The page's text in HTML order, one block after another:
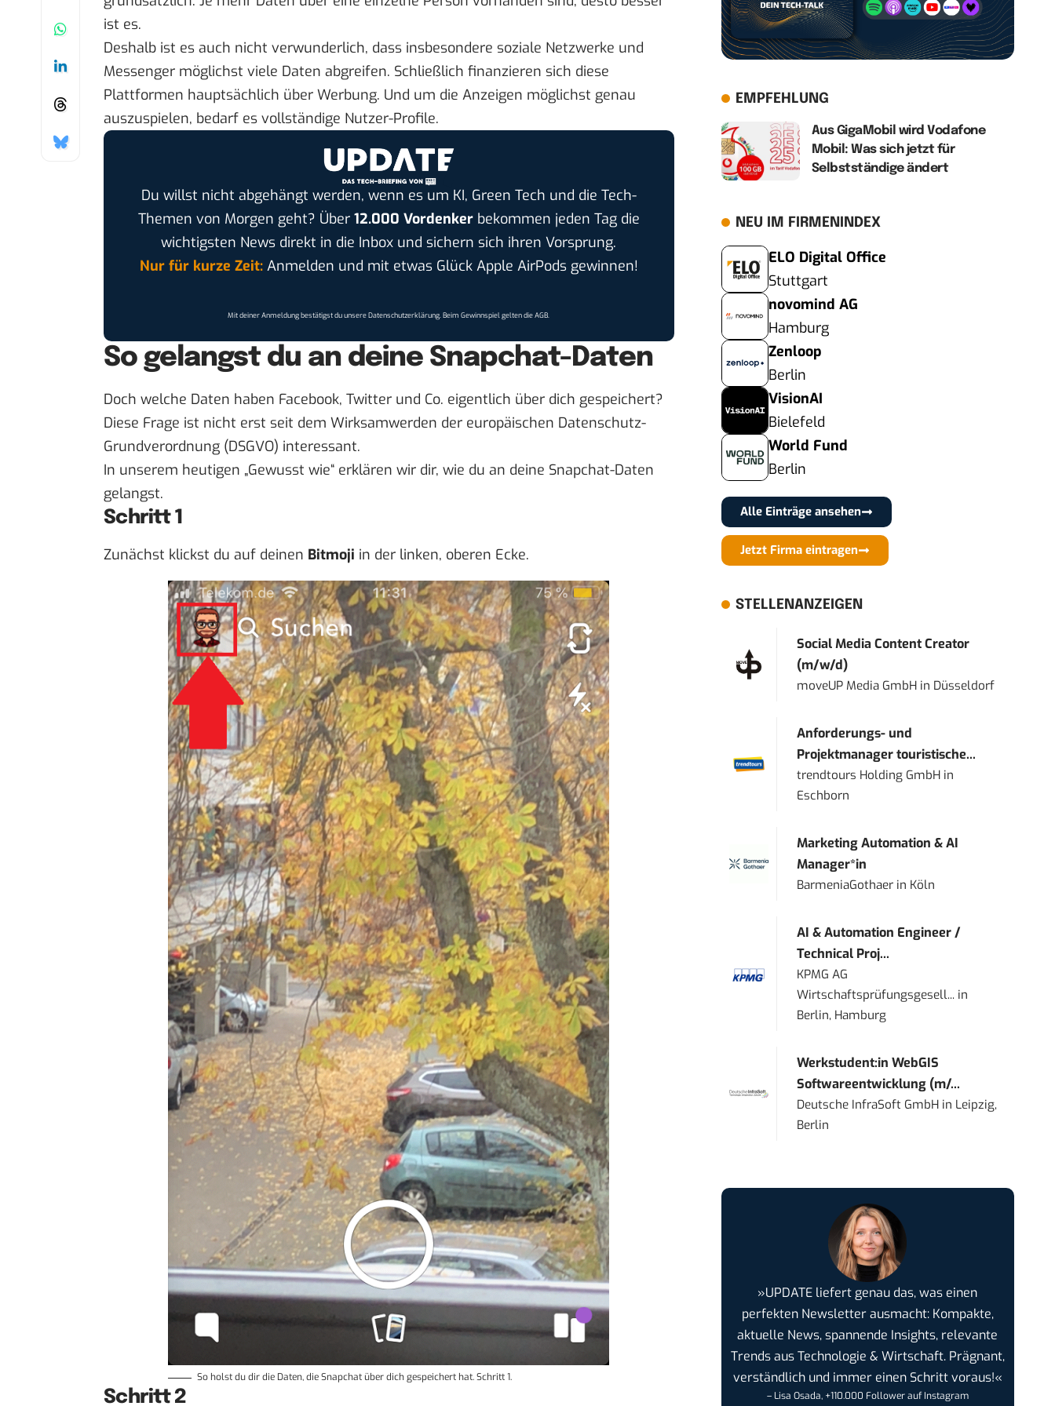
ist es.
Deshalb ist es auch nicht verwunderlich, dass insbesondere soziale Netzwerke und
Messenger möglichst viele Daten abgreifen. Schließlich finanzieren sich diese
Plattformen hauptsächlich über Werbung. Und um die Anzeigen möglichst genau
auszuspielen, bedarf es vollständige Nutzer-Profile.
Du willst nicht abgehängt werden, wenn es um KI, Green Tech und die Tech-
Themen von Morgen geht? Über 12.000 Vordenkerbekommen jeden Tag die
wichtigsten News direkt in die Inbox und sichern sich ihren Vorsprung.
Nur für kurze Zeit:Anmelden und mit etwas Glück Apple AirPods gewinnen!
Mit deiner Anmeldung bestätigst du unsereDatenschutzerklärung. Beim Gewinnspiel gelten dieAGB.
So gelangst du an deine Snapchat-Daten
Doch welche Daten haben Facebook, Twitter und Co. eigentlich über dich gespeichert?
Diese Frage ist nicht erst seit dem Wirksamwerden der europäischen Datenschutz-
Grundverordnung (DSGVO) interessant.
In unserem heutigen „Gewusst wie“ erklären wir dir, wie du an deine Snapchat-Daten
gelangst.
Schritt 1
Zunächst klickst du auf deinen Bitmoji in der linken, oberen Ecke.
So holst du dir die Daten, die Snapchat über dich gespeichert hat. Schritt 1.
Schritt 2
EMPFEHLUNG
Aus GigaMobil wird Vodafone
Mobil: Was sich jetzt für
Selbstständige ändert
NEU IM FIRMENINDEX
ELO Digital Office
Stuttgart
novomind AG
Hamburg
Zenloop
Berlin
VisionAI
Bielefeld
World Fund
Berlin
Alle Einträge ansehen
Jetzt Firma eintragen
STELLENANZEIGEN
Social Media Content Creator
(m/w/d)
moveUP Media GmbH in Düsseldorf
Anforderungs- und
Projektmanager touristische...
trendtours Holding GmbH in
Eschborn
Marketing Automation & AI
Manager*in
BarmeniaGothaer in Köln
AI & Automation Engineer /
Technical Proj...
KPMG AG
Wirtschaftsprüfungsgesell... in
Berlin, Hamburg
Werkstudent:in WebGIS
Softwareentwicklung (m/...
Deutsche InfraSoft GmbH in Leipzig,
Berlin
»UPDATE liefert genau das, was einen
perfekten Newsletter ausmacht: Kompakte,
aktuelle News, spannende Insights, relevante
Trends aus Technologie & Wirtschaft. Prägnant,
verständlich und immer einen Schritt voraus!«
– Lisa Osada, +110.000 Follower auf Instagram